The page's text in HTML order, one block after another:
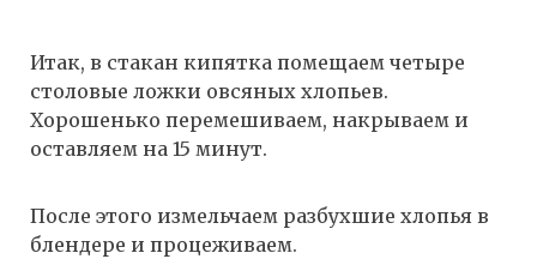
Итак, в стакан кипятка помещаем четыре
столовые ложки овсяных хлопьев.
Хорошенько перемешиваем, накрываем и
оставляем на 15 минут.
После этого измельчаем разбухшие хлопья в
блендере и процеживаем.